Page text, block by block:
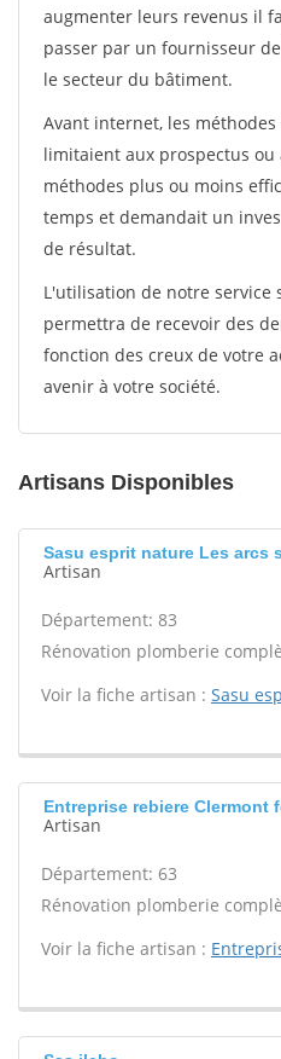
augmenter leurs revenus il
passer par un fournisseur
le secteur du bâtiment.
Avant internet, les
limitaient aux prospectus ou
méthodes plus ou moins
temps et demandait un
de résultat.
L'utilisation de notre service
permettra de recevoir des
fonction des creux de votre
avenir à votre société.
Artisans Disponibles
Sasu esprit nature Les arcs
Artisan
Département: 83
Rénovation plomberie
Voir la fiche artisan : Sasu
Entreprise rebiere Clermont
Artisan
Département: 63
Rénovation plomberie
Voir la fiche artisan :